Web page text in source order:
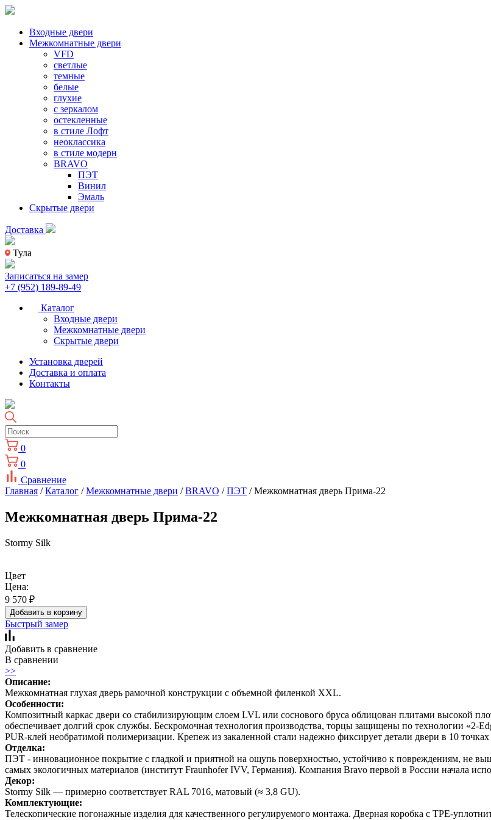
Входные двери
Межкомнатные двери
VFD
светлые
темные
белые
глухие
с зеркалом
остекленные
в стиле Лофт
неоклассика
в стиле модерн
BRAVO
ПЭТ
Винил
Эмаль
Скрытые двери
Доставка
Тула
Записаться на замер
+7 (952) 189-89-49
Каталог
Входные двери
Межкомнатные двери
Скрытые двери
Установка дверей
Доставка и оплата
Контакты
0
0
Сравнение
Главная /Каталог /Межкомнатные двери /BRAVO /ПЭТ / Межкомнатная дверь Прима-22
Межкомнатная дверь Прима-22
Stormy Silk
Цвет
Цена:
9 570 ₽
Добавить в корзину
Быстрый замер
Добавить в сравнение
В сравнении
>>
Описание:
Межкомнатная глухая дверь рамочной конструкции с объемной филенкой XXL.
Особенности:
Композитный каркас двери со стабилизирующим слоем LVL или соснового бруса облицован плитами высокой
обеспечивает долгий срок службы. Бескромочная технология производства, торцы защищены по технологии «2-
PUR-клей необратимой полимеризации. Крепеж из закаленной стали надежно фиксирует детали двери в 10
Отделка:
ПЭТ - инновационное покрытие c гладкой и приятной на ощупь поверхностью, устойчиво к повреждениям, не
самых экологичных материалов (институт Fraunhofer IVV, Германия). Компания Bravo первой в России начала
Декор:
Stormy Silk — примерно соответствует RAL 7016, матовый (≈ 3,8 GU).
Комплектующие:
Телескопические погонажные изделия для качественного регулируемого монтажа. Дверная коробка с TPE-